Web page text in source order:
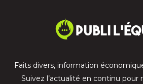
Faits divers, information
Suivez l’actualité en continu pour